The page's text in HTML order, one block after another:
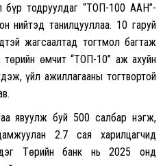
бүр тодруулдаг “ТОП-100 ААН”-
нийтэд танилцууллаа. 10 гаруй
жагсаалтад тогтмол багтаж
өмчит “ТОП-10” аж ахуйн
үйл ажиллагааны тогтвортой
явуулж буй 500 салбар нэгж,
2.7 сая харилцагчид
Төрийн банк нь 2025 онд